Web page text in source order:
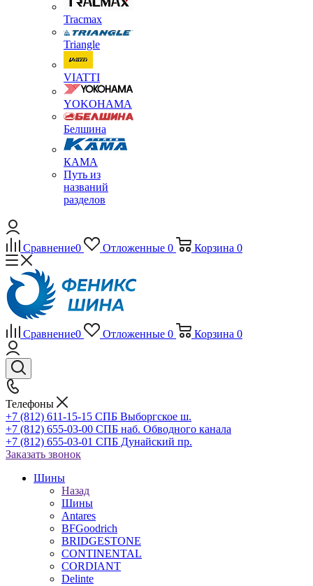
Tracmax
Triangle
VIATTI
YOKOHAMA
Белшина
КАМА
Путь из
названий
разделов
Сравнение0 Отложенные 0 Корзина 0
Сравнение0 Отложенные 0 Корзина 0
Телефоны
+7 (812) 611-15-15 СПБ Выборгское ш.
+7 (812) 655-03-00 СПБ наб. Обводного канала
+7 (812) 655-03-01 СПБ Дунайский пр.
Заказать звонок
Шины
Назад
Шины
Antares
BFGoodrich
BRIDGESTONE
CONTINENTAL
CORDIANT
Delinte